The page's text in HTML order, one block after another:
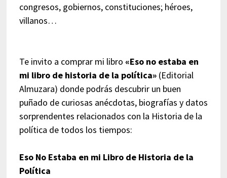
congresos, gobiernos, constituciones; héroes,
villanos…
Te invito a comprar mi libro «Eso no estaba en
mi libro de historia de la política»(Editorial
Almuzara) donde podrás descubrir un buen
puñado de curiosas anécdotas, biografías y datos
sorprendentes relacionados con la Historia de la
política de todos los tiempos:
Eso No Estaba en mi Libro de Historia de la
Política